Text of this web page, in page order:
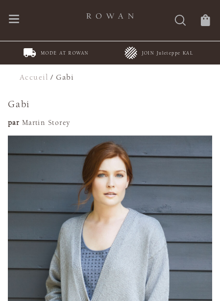
MODE AT ROWAN JOIN Juleteppe KAL
Accueil /Gabi
Gabi
par Martin Storey